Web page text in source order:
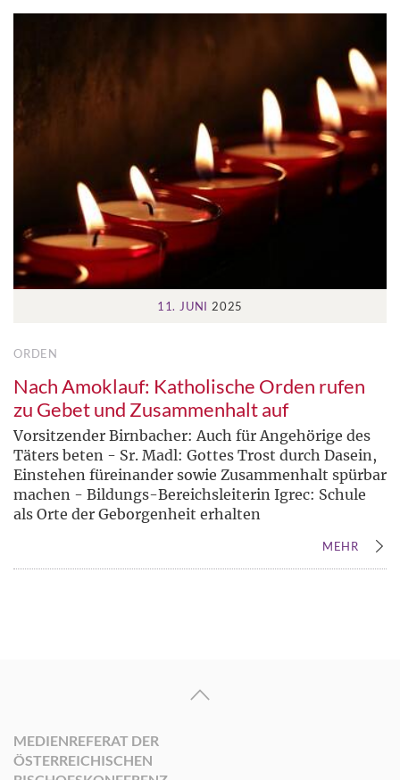
11. JUNI 2025
ORDEN
Nach Amoklauf: Katholische Orden rufen
zu Gebet und Zusammenhalt auf
Vorsitzender Birnbacher: Auch für Angehörige des
Täters beten - Sr. Madl: Gottes Trost durch Dasein,
Einstehen füreinander sowie Zusammenhalt spürbar
machen - Bildungs-Bereichsleiterin Igrec: Schule
als Orte der Geborgenheit erhalten
MEHR
MEDIENREFERAT DER
ÖSTERREICHISCHEN